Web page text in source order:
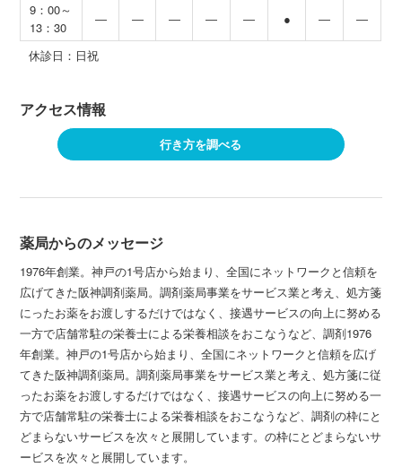
9：00～
13：30
― ― ― ― ― ● ― ―
休診日：日祝
アクセス情報
行き方を調べる
薬局からのメッセージ
1976年創業。神戸の1号店から始まり、全国にネットワークと信頼を
広げてきた阪神調剤薬局。調剤薬局事業をサービス業と考え、処方箋
にったお薬をお渡しするだけではなく、接遇サービスの向上に努める
一方で店舗常駐の栄養士による栄養相談をおこなうなど、調剤1976
年創業。神戸の1号店から始まり、全国にネットワークと信頼を広げ
てきた阪神調剤薬局。調剤薬局事業をサービス業と考え、処方箋に従
ったお薬をお渡しするだけではなく、接遇サービスの向上に努める一
方で店舗常駐の栄養士による栄養相談をおこなうなど、調剤の枠にと
どまらないサービスを次々と展開しています。の枠にとどまらないサ
ービスを次々と展開しています。